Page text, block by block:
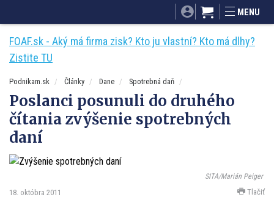
Mnamky-recepty.sk
MENU
FOAF.sk - Aký má firma zisk? Kto ju vlastní? Kto má dlhy?
Zistite TU
Podnikam.sk Články Dane Spotrebná daň
Poslanci posunuli do druhého
čítania zvýšenie spotrebných
daní
SITA/Marián Peiger
18. októbra 2011 Tlačiť